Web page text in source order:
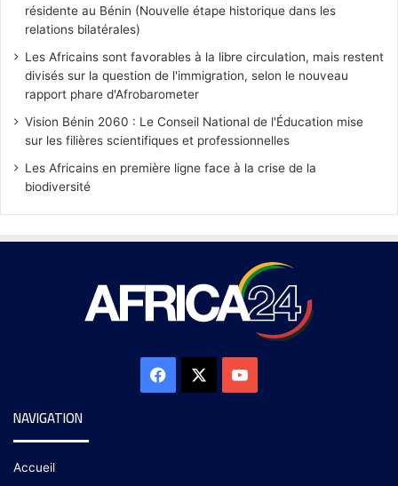
résidente au Bénin (Nouvelle étape historique dans les
relations bilatérales)
Les Africains sont favorables à la libre circulation, mais restent
divisés sur la question de l'immigration, selon le nouveau
rapport phare d'Afrobarometer
Vision Bénin 2060 : Le Conseil National de l'Éducation mise
sur les filières scientifiques et professionnelles
Les Africains en première ligne face à la crise de la
biodiversité
NAVIGATION
Accueil